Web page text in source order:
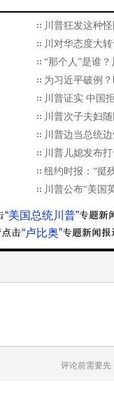
川普狂发这种
川对华态度大
“那个人”是谁
为习近平破例
川普证实 中国
川普次子夫妇
川普边当总统
川普儿媳发布
纽约时报：“挺
川普公布“美国
“美国总统川普”
“卢比奥”
评论前需要先